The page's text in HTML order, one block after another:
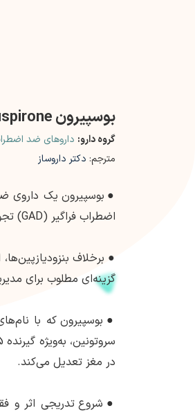
بوسپیرون Buspirone
گروه دارو: داروهای ضد
مترجم: دکتر داروساز
● بوسپیرون یک داروی
اضطراب فراگیر (GAD) تجویز می شود.
● برخلاف
گزینه‌ای مطلوب برای
● بوسپیرون که با
در مغز تعدیل می‌کند.
● شروع تدریجی اثر و